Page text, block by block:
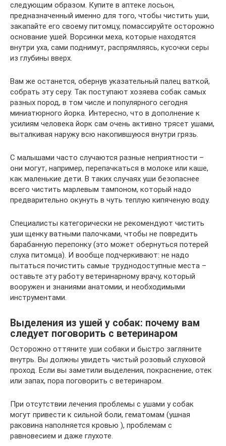
следующим образом. Купите в аптеке лосьон,
предназначенный именно для того, чтобы чистить уши,
закапайте его своему питомцу, помассируйте осторожно
основание ушей. Ворсинки меха, которые находятся
внутри уха, сами поднимут, распрямляясь, кусочки серы
из глубины вверх.
Вам же останется, обернув указательный палец ваткой,
собрать эту серу. Так поступают хозяева собак самых
разных пород, в том числе и популярного сегодня
миниатюрного йорка. Интересно, что в дополнение к
усилиям человека йорк сам очень активно трясет ушами,
выталкивая наружу всю накопившуюся внутри грязь.
С малышами часто случаются разные неприятности –
они могут, например, перепачкаться в молоке или каше,
как маленькие дети. В таких случаях уши безопаснее
всего чистить марлевым тампоном, который надо
предварительно окунуть в чуть теплую кипяченую воду.
Специалисты категорически не рекомендуют чистить
уши щенку ватными палочками, чтобы не повредить
барабанную перепонку (это может обернуться потерей
слуха питомца). И вообще подчеркивают: не надо
пытаться почистить самые труднодоступные места –
оставьте эту работу ветеринарному врачу, который
вооружен и знаниями анатомии, и необходимыми
инструментами.
Выделения из ушей у собак: почему вам
следует поговорить с ветеринаром
Осторожно оттяните уши собаки и быстро загляните
внутрь. Вы должны увидеть чистый розовый слуховой
проход. Если вы заметили выделения, покраснение, отек
или запах, пора поговорить с ветеринаром.
При отсутствии лечения проблемы с ушами у собак
могут привести к сильной боли, гематомам (ушная
раковина наполняется кровью ), проблемам с
равновесием и даже глухоте.